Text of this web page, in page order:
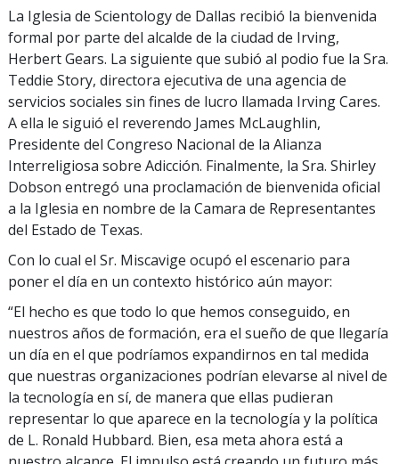
La Iglesia de Scientology de Dallas recibió la bienvenida
formal por parte del alcalde de la ciudad de Irving,
Herbert Gears. La siguiente que subió al podio fue la Sra.
Teddie Story, directora ejecutiva de una agencia de
servicios sociales sin fines de lucro llamada Irving Cares.
A ella le siguió el reverendo James McLaughlin,
Presidente del Congreso Nacional de la Alianza
Interreligiosa sobre Adicción. Finalmente, la Sra. Shirley
Dobson entregó una proclamación de bienvenida oficial
a la Iglesia en nombre de la Camara de Representantes
del Estado de Texas.
Con lo cual el Sr. Miscavige ocupó el escenario para
poner el día en un contexto histórico aún mayor:
“El hecho es que todo lo que hemos conseguido, en
nuestros años de formación, era el sueño de que llegaría
un día en el que podríamos expandirnos en tal medida
que nuestras organizaciones podrían elevarse al nivel de
la tecnología en sí, de manera que ellas pudieran
representar lo que aparece en la tecnología y la política
de L. Ronald Hubbard. Bien, esa meta ahora está a